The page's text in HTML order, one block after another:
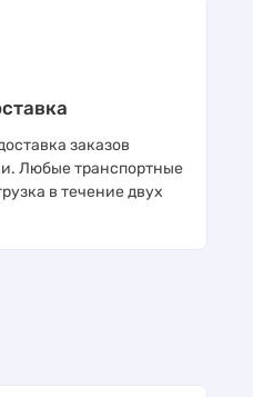
заказов
Любые транспортные
в течение двух